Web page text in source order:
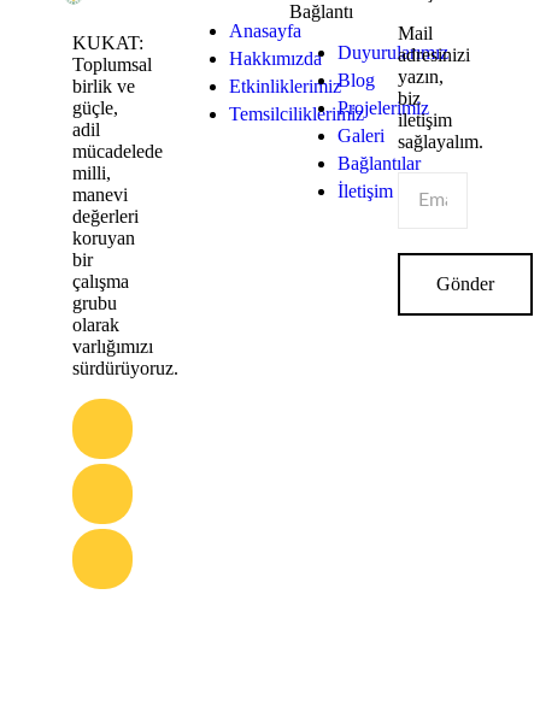
KUKAT:
Toplumsal
birlik ve
güçle,
adil
mücadelede
milli,
manevi
değerleri
koruyan
bir
çalışma
grubu
olarak
varlığımızı
sürdürüyoruz.
Anasayfa
Hakkımızda
Etkinliklerimiz
Temsilciliklerimiz
Bağlantı
Duyurularımız
Blog
Projelerimiz
Galeri
Bağlantılar
İletişim
Mail
adresinizi
yazın,
biz
iletişim
sağlayalım.
Gönder